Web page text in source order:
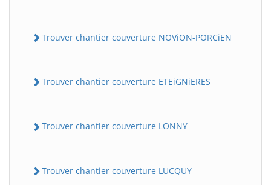
Trouver chantier couverture NOViON-PORCiEN
Trouver chantier couverture ETEiGNiERES
Trouver chantier couverture LONNY
Trouver chantier couverture LUCQUY